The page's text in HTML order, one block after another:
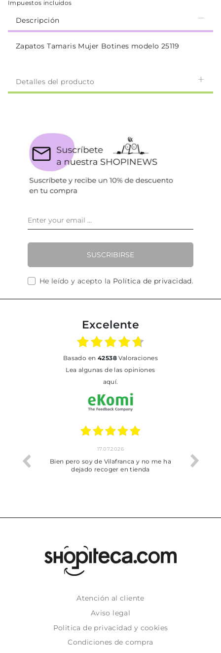
Impuestos incluidos
Descripción
Zapatos Tamaris Mujer Botines modelo 25119
Detalles del producto
SUSCRIBIRSE
He leído y acepto la Política de privacidad.
Excelente
basado en 42538Valoraciones
Lea algunas de las opiniones
aquí.
trobat
17.07.2026
Bien pero soy de Vilafranca y no me ha
dejado recoger en tienda
Atención al cliente
Aviso legal
Politica de privacidad y cookies
Condiciones de compra